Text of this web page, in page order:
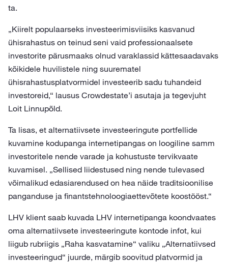
ta.
„Kiirelt populaarseks investeerimisviisiks kasvanud
ühisrahastus on teinud seni vaid professionaalsete
investorite pärusmaaks olnud varaklassid kättesaadavaks
kõikidele huvilistele ning suurematel
ühisrahastusplatvormidel investeerib sadu tuhandeid
investoreid,“ lausus Crowdestate’i asutaja ja tegevjuht
Loit Linnupõld.
Ta lisas, et alternatiivsete investeeringute portfellide
kuvamine kodupanga internetipangas on loogiline samm
investoritele nende varade ja kohustuste tervikvaate
kuvamisel. „Sellised liidestused ning nende tulevased
võimalikud edasiarendused on hea näide traditsioonilise
panganduse ja finantstehnoloogiaettevõtete koostööst.“
LHV klient saab kuvada LHV internetipanga koondvaates
oma alternatiivsete investeeringute kontode infot, kui
liigub rubriigis „Raha kasvatamine“ valiku „Alternatiivsed
investeeringud“ juurde, märgib soovitud platvormid ja